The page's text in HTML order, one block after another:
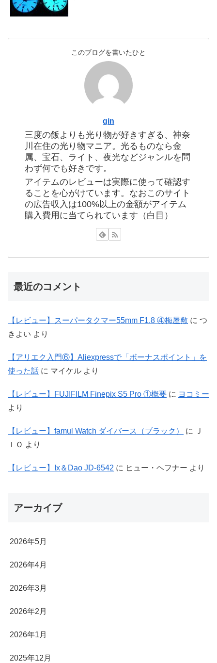
このブログを書いたひと
gin
三度の飯よりも光り物が好きすぎる、神奈
川在住の光り物マニア。光るものなら金
属、宝石、ライト、夜光などジャンルを問
わず何でも好きです。
アイテムのレビューは実際に使って確認す
ることを心がけています。なおこのサイト
の広告収入は100%以上の金額がアイテム
購入費用に当てられています（白目）
最近のコメント
【レビュー】スーパータクマー55mm F1.8 ④梅屋敷 に つ
きよい より
【アリエク入門⑥】Aliexpressで「ボーナスポイント」を
使った話 に マイケル より
【レビュー】FUJIFILM Finepix S5 Pro ①概要 に ヨコミー
より
【レビュー】famul Watch ダイバース（ブラック） に
Ｊ
ＩＯ より
【レビュー】Ix＆Dao JD-6542 に ヒュー・ヘフナー より
アーカイブ
2026年5月
2026年4月
2026年3月
2026年2月
2026年1月
2025年12月